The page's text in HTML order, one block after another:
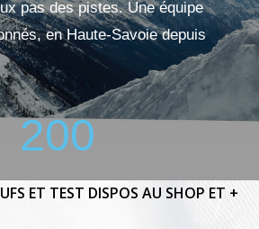
pas des pistes. Une équipe
en Haute-Savoie depuis
200
ET TEST DISPOS AU SHOP ET +